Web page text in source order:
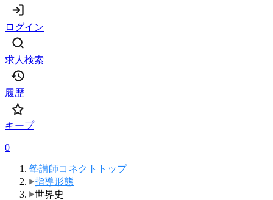
ログイン
求人検索
履歴
キープ
0
塾講師コネクトトップ
指導形態
世界史